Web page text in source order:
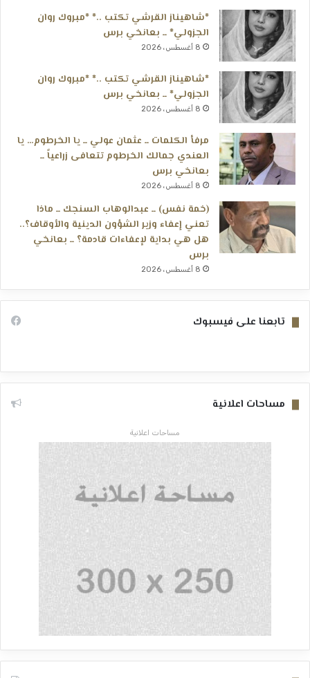
*شاهيناز القرشي تكتب ..* *مبروك روان
الجزولي* ــ بعانخي برس
8 أغسطس، 2026
*شاهيناز القرشي تكتب ..* *مبروك روان
الجزولي* ــ بعانخي برس
8 أغسطس، 2026
مرفأ الكلمات ــ عثمان عولي ــ يا الخرطوم… يا
العندي جمالك الخرطوم تتعافى زراعياً ــ
بعانخي برس
8 أغسطس، 2026
(خمة نفس) ــ عبدالوهاب السنجك ــ ماذا
تعني إعفاء وزير الشؤون الدينية والأوقاف؟..
هل هي بداية لإعفاءات قادمة؟ ــ بعانخي
برس
8 أغسطس، 2026
تابعنا على فيسبوك
مساحات اعلانية
مساحات اعلانية